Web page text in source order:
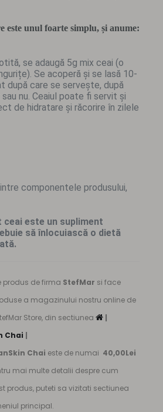
este unul foarte simplu, și anume:
se adaugă 5g mix ceai (o
Se acoperă și se lasă 10-
după care se servește, după
nu. Ceaiul poate fi servit și
de hidratare și răcorire în zilele
componentele produsului,
ceai este un supliment
să înlocuiască o dietă
produs de firma StefMar si face
a magazinului nostru online de
Store, din sectiunea
|
Chai |
Chai este de numai 40,00Lei
mai multe detalii despre cum
produs, puteti sa vizitati sectiunea
principal.